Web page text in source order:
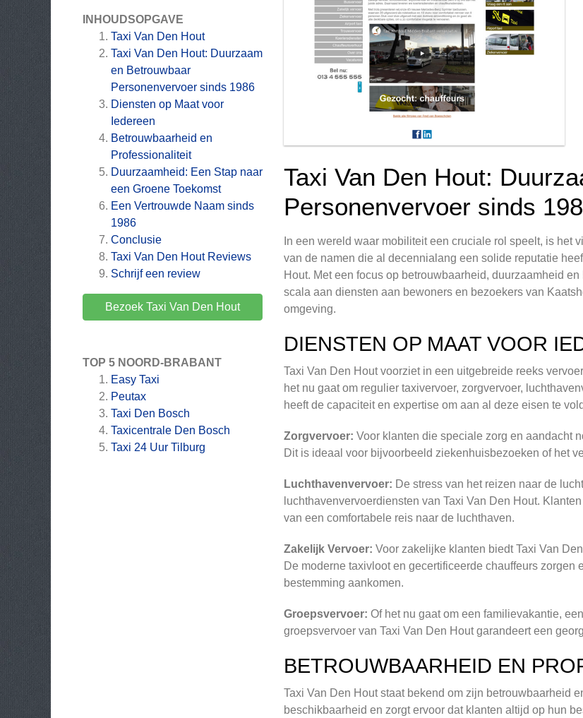
INHOUDSOPGAVE
Taxi Van Den Hout
Taxi Van Den Hout: Duurzaam
en Betrouwbaar
Personenvervoer sinds 1986
Diensten op Maat voor
Iedereen
Betrouwbaarheid en
Professionaliteit
Duurzaamheid: Een Stap naar
een Groene Toekomst
Een Vertrouwde Naam sinds
1986
Conclusie
Taxi Van Den HoutReviews
Schrijf een review
Bezoek Taxi Van Den Hout
TOP 5 NOORD-BRABANT
Easy Taxi
Peutax
Taxi Den Bosch
Taxicentrale Den Bosch
Taxi 24 Uur Tilburg
Taxi Van Den Hout:
Personenvervoer sinds
In een wereld waar mobiliteit een cruciale rol speelt, is het
van de namen die al decennialang een solide reputatie
Hout. Met een focus op betrouwbaarheid, duurzaamheid
scala aan diensten aan bewoners en bezoekers van
omgeving.
DIENSTEN OP MAAT VOOR
Taxi Van Den Hout voorziet in een uitgebreide reeks
het nu gaat om regulier taxivervoer, zorgvervoer,
heeft de capaciteit en expertise om aan al deze eisen te
Zorgvervoer: Voor klanten die speciale zorg en aandacht
Dit is ideaal voor bijvoorbeeld ziekenhuisbezoeken of het
Luchthavenvervoer: De stress van het reizen naar de
luchthavenvervoerdiensten van Taxi Van Den Hout.
van een comfortabele reis naar de luchthaven.
Zakelijk Vervoer: Voor zakelijke klanten biedt Taxi Van
De moderne taxivloot en gecertificeerde chauffeurs
bestemming aankomen.
Groepsvervoer: Of het nu gaat om een familievakantie,
groepsvervoer van Taxi Van Den Hout garandeert een
BETROUWBAARHEID EN
Taxi Van Den Hout staat bekend om zijn betrouwbaarheid
beschikbaarheid en zorgt ervoor dat klanten altijd op hun